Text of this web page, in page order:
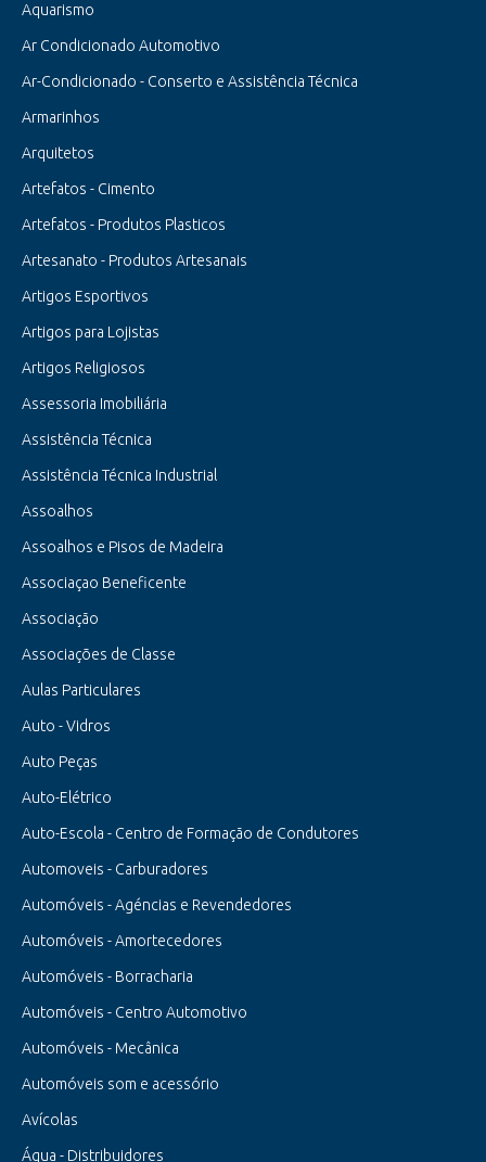
Aquarismo
Ar Condicionado Automotivo
Ar-Condicionado - Conserto e Assistência Técnica
Armarinhos
Arquitetos
Artefatos - Cimento
Artefatos - Produtos Plasticos
Artesanato - Produtos Artesanais
Artigos Esportivos
Artigos para Lojistas
Artigos Religiosos
Assessoria Imobiliária
Assistência Técnica
Assistência Técnica Industrial
Assoalhos
Assoalhos e Pisos de Madeira
Associaçao Beneficente
Associação
Associações de Classe
Aulas Particulares
Auto - Vidros
Auto Peças
Auto-Elétrico
Auto-Escola - Centro de Formação de Condutores
Automoveis - Carburadores
Automóveis - Agéncias e Revendedores
Automóveis - Amortecedores
Automóveis - Borracharia
Automóveis - Centro Automotivo
Automóveis - Mecânica
Automóveis som e acessório
Avícolas
Água - Distribuidores